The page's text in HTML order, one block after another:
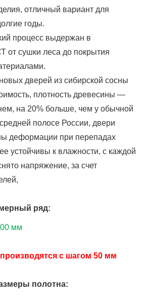
отличный вариант для
годы.
процесс выдержан в
от сушки леса до покрытия
дверей из сибирской сосны
плотность древесины —
на 20% больше, чем у обычной
полосе России, двери
деформации при перепадах
устойчивы к влажности, с каждой
напряжение, за счет
ряд:
мм
с шагом 50 мм
полотна: